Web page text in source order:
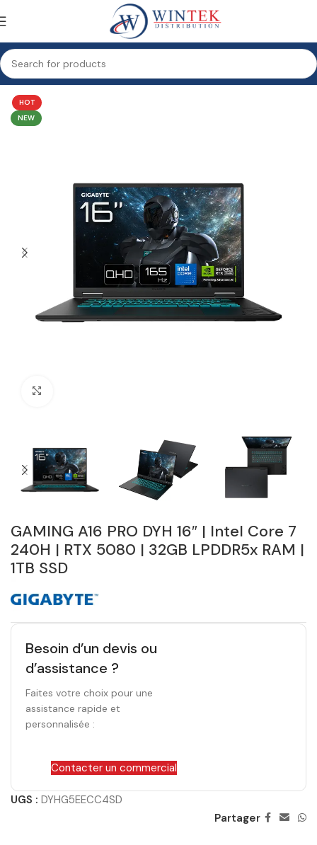
Accueil Informatique Ordinateurs PC Gamer
HOT
NEW
GAMING A16 PRO DYH 16″ | Intel Core 7
240H | RTX 5080 | 32GB LPDDR5x RAM |
1TB SSD
Besoin d’un devis ou
d’assistance ?
Faites votre choix pour une
assistance rapide et
personnalisée :
Contacter un commercial
UGS : DYHG5EECC4SD
Partager